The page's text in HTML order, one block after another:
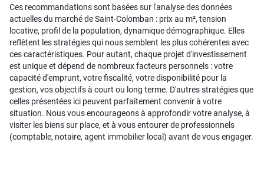
Ces recommandations sont basées sur l'analyse des données
actuelles du marché de Saint-Colomban : prix au m², tension
locative, profil de la population, dynamique démographique. Elles
reflètent les stratégies qui nous semblent les plus cohérentes avec
ces caractéristiques. Pour autant, chaque projet d'investissement
est unique et dépend de nombreux facteurs personnels : votre
capacité d'emprunt, votre fiscalité, votre disponibilité pour la
gestion, vos objectifs à court ou long terme. D'autres stratégies que
celles présentées ici peuvent parfaitement convenir à votre
situation. Nous vous encourageons à approfondir votre analyse, à
visiter les biens sur place, et à vous entourer de professionnels
(comptable, notaire, agent immobilier local) avant de vous engager.